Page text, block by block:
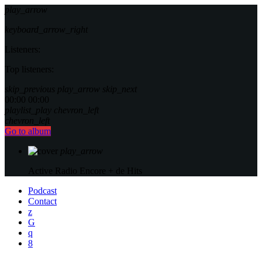
play_arrow
keyboard_arrow_right
Listeners:
Top listeners:
skip_previous play_arrow skip_next
00:00 00:00
playlist_play chevron_left
chevron_left
Go to album
play_arrow
Active Radio Encore + de Hits
Podcast
Contact